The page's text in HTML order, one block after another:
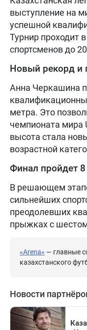
выступление на
успешной
Турнир проходит
спортсменов до
Новый рекорд и
Анна Черкашина
метра. Это
чемпионата мира
высота стала
возрастной
Финал пройдет 8
В решающем
сильнейших
преодолевших
прыжках с шестом
«Arena» — главные
казахстанского